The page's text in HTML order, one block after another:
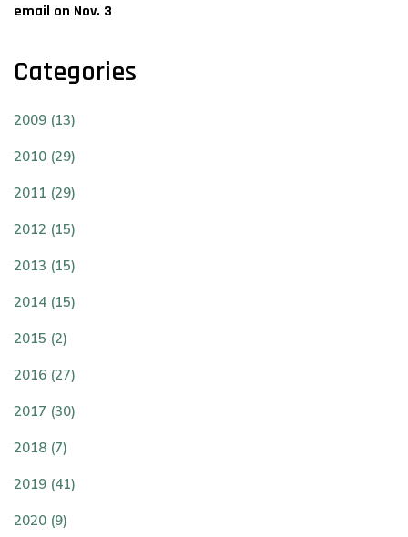
email on Nov. 3
Categories
2009 (13)
2010 (29)
2011 (29)
2012 (15)
2013 (15)
2014 (15)
2015 (2)
2016 (27)
2017 (30)
2018 (7)
2019 (41)
2020 (9)